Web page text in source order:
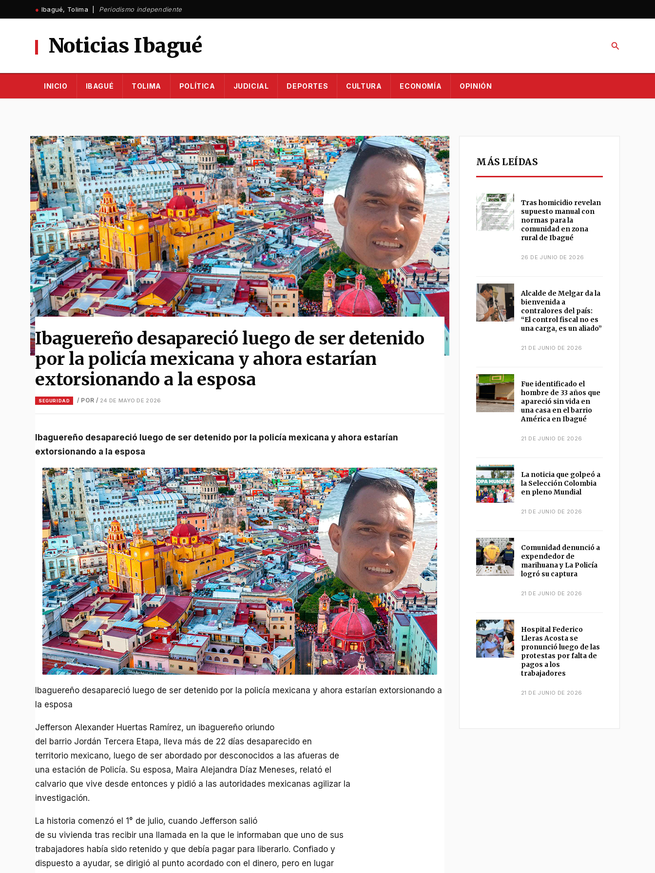
al
● Ibagué, Tolima | Periodismo independiente
Noticias Ibagué Buscar
INICIO IBAGUÉ TOLIMA POLÍTICA JUDICIAL DEPORTES CULTURA ECONOMÍA OPINIÓN
Ibaguereño desapareció luego de ser detenido
por la policía mexicana y ahora estarían
extorsionando a la esposa
SEGURIDAD / POR / 24 DE MAYO DE 2026
extorsionando a la esposa
Ibaguereño desapareció luego de ser detenido por la policía mexicana y ahora estarían extorsionando a
la esposa
Jefferson Alexander Huertas Ramírez, un ibaguereño oriundo
del barrio Jordán Tercera Etapa, lleva más de 22 días desaparecido en
territorio mexicano, luego de ser abordado por desconocidos a las afueras de
una estación de Policía. Su esposa, Maira Alejandra Díaz Meneses, relató el
calvario que vive desde entonces y pidió a las autoridades mexicanas agilizar la
investigación.
La historia comenzó el 1° de julio, cuando Jefferson salió
de su vivienda tras recibir una llamada en la que le informaban que uno de sus
trabajadores había sido retenido y que debía pagar para liberarlo. Confiado y
dispuesto a ayudar, se dirigió al punto acordado con el dinero, pero en lugar
MÁS LEÍDAS
Tras homicidio revelan
supuesto manual con
normas para la
comunidad en zona
rural de Ibagué
26 DE JUNIO DE 2026
Alcalde de Melgar da la
bienvenida a
contralores del país:
“El control fiscal no es
una carga, es un aliado”
21 DE JUNIO DE 2026
Fue identificado el
hombre de 33 años que
apareció sin vida en
una casa en el barrio
América en Ibagué
21 DE JUNIO DE 2026
La noticia que golpeó a
la Selección Colombia
en pleno Mundial
21 DE JUNIO DE 2026
Comunidad denunció a
expendedor de
marihuana y La Policía
logró su captura
21 DE JUNIO DE 2026
Hospital Federico
Lleras Acosta se
pronunció luego de las
protestas por falta de
pagos a los
trabajadores
21 DE JUNIO DE 2026